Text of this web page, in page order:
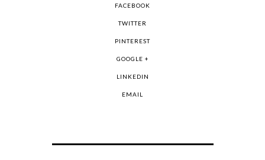
FACEBOOK
TWITTER
PINTEREST
GOOGLE +
LINKEDIN
EMAIL